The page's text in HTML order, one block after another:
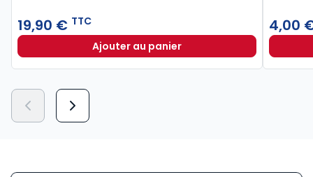
19,90 € TTC
Ajouter au panierLexique des termes juridiques
4,00